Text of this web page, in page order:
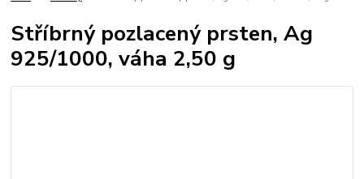
Stříbrný pozlacený prsten, Ag
925/1000, váha 2,50 g